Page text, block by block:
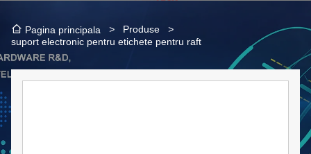
Pagina principala > Produse
>
suport electronic pentru etichete pentru raft